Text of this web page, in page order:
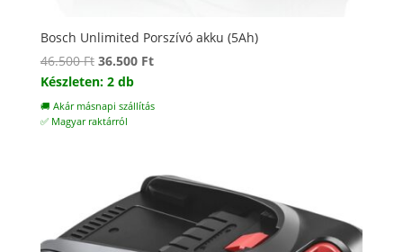
Bosch Unlimited Porszívó akku (5Ah)
46.500Ft Original
price
was:
46.500 Ft.
36.500 FtCurrent
is:
Készleten: 2 db
🚚 Akár másnapi szállítás
✅ Magyar raktárról